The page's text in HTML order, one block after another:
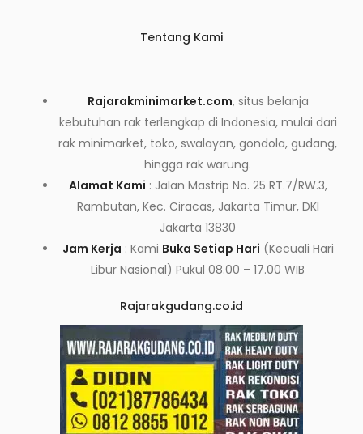
Tentang Kami
Rajarakminimarket.com, situs belanja
kebutuhan rak terlengkap di Indonesia, mulai dari
rak minimarket, toko, swalayan, gondola, gudang,
hingga rak warung.
Alamat Kami : Jalan Mastrip No. 25 RT.7/RW.3,
Rambutan, Kec. Ciracas, Jakarta Timur, DKI
Jakarta 13830
Jam Kerja : Kami Buka Setiap Hari (Kecuali Hari
Libur Nasional) Pukul 08.00 – 17.00 WIB
Rajarakgudang.co.id